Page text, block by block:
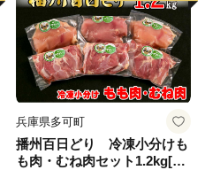
兵庫県多可町
播州百日どり 冷凍小分けも
も肉・むね肉セット1.2kg[66